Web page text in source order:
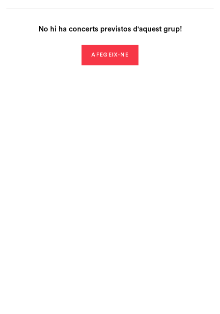
No hi ha concerts previstos d'aquest grup!
AFEGEIX-NE